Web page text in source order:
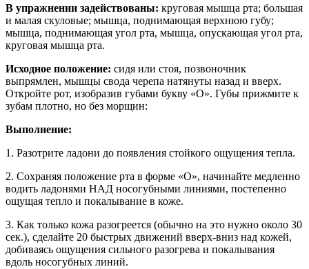
В упражнении задействованы: круговая мышца рта; большая
и малая скуловые; мышца, поднимающая верхнюю губу;
мышца, поднимающая угол рта, мышца, опускающая угол рта,
круговая мышца рта.
Исходное положение: сидя или стоя, позвоночник
выпрямлен, мышцы свода черепа натянуты назад и вверх.
Откройте рот, изобразив губами букву «О». Губы прижмите к
зубам плотно, но без морщин:
Выполнение:
1. Разотрите ладони до появления стойкого ощущения тепла.
2. Сохраняя положение рта в форме «О», начинайте медленно
водить ладонями НАД носогубными линиями, постепенно
ощущая тепло и покалывание в коже.
3. Как только кожа разогреется (обычно на это нужно около 30
сек.), сделайте 20 быстрых движений вверх-вниз над кожей,
добиваясь ощущения сильного разогрева и покалывания
вдоль носогубных линий.